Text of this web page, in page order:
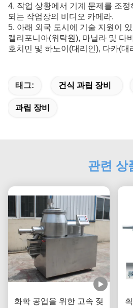
4. 작업 상황에서 기계 문제를 조
되는 작업장의 비디오 카메라.
5. 아래 외국 도시에 기술 지원이
캘리포니아(위탁원), 마닐라 및 다
호치민 및 하노이(대리인), 다카(대
태그: 건식 과립 장비
과립 장비
관련 상
화학 공업을 위한 고속 젖